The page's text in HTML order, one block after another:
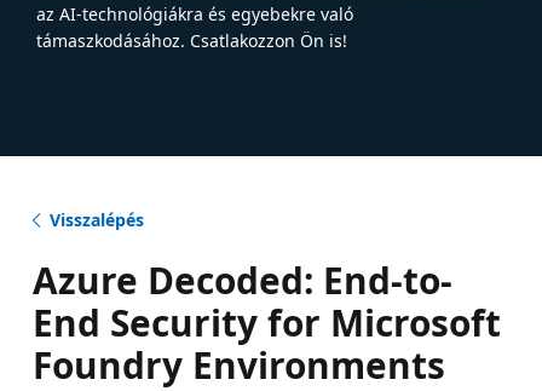
az AI-technológiákra és egyebekre való
támaszkodásához. Csatlakozzon Ön is!
Visszalépés
Azure Decoded: End-to-
End Security for Microsoft
Foundry Environments